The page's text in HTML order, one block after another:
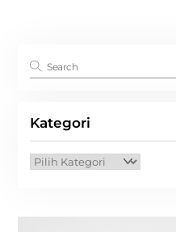
Kategori
Kategori